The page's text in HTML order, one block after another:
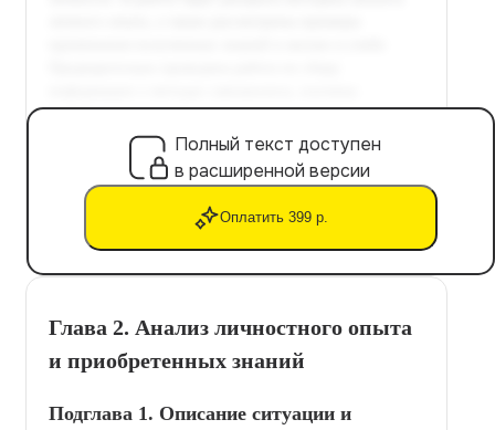
Полный текст доступен
в расширенной версии
Оплатить 399 р.
Глава 2. Анализ личностного опыта
и приобретенных знаний
Подглава 1. Описание ситуации и